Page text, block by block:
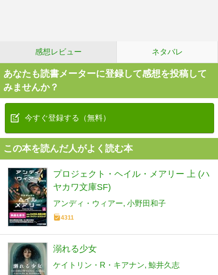
感想レビュー ネタバレ
あなたも読書メーターに登録して感想を投稿して
みませんか？
今すぐ登録する（無料）
この本を読んだ人がよく読む本
プロジェクト・ヘイル・メアリー 上 (ハ
ヤカワ文庫SF)
アンディ・ウィアー 小野田和子
4311
溺れる少女
ケイトリン・R・キアナン 鯨井久志